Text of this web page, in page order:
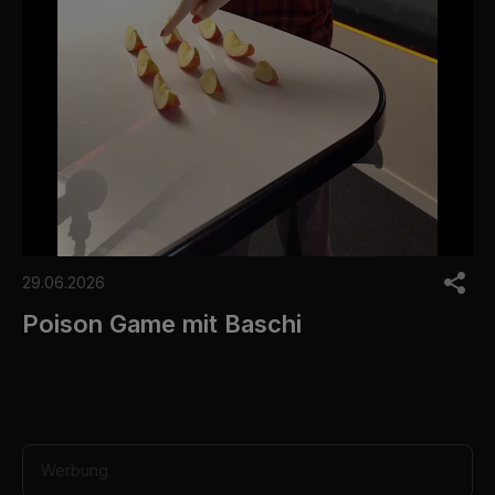
o
1
m
29.06.2026
Poison Game mit Baschi
Werbung